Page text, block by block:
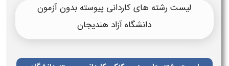
لیست رشته های کاردانی پیوسته بدون آزمون
دانشگاه آزاد هندیجان